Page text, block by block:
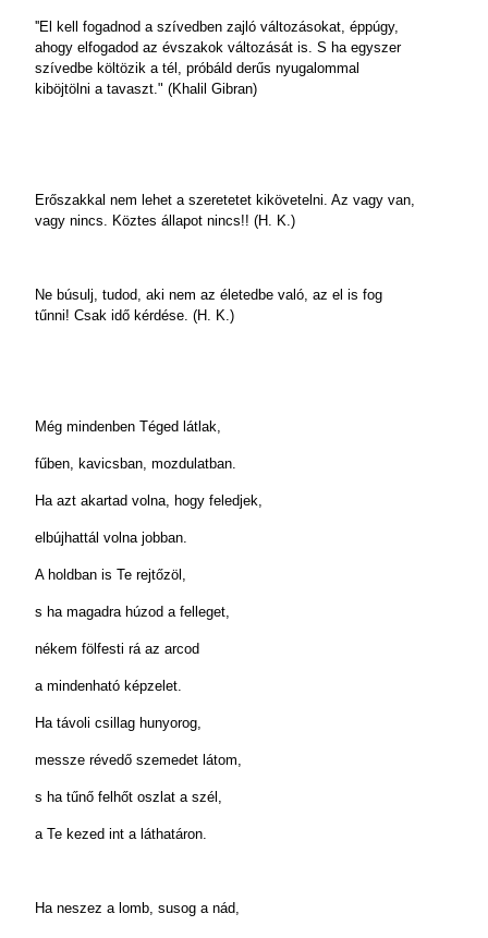
''El kell fogadnod a szívedben zajló változásokat, éppúgy,
ahogy elfogadod az évszakok változását is. S ha egyszer
szívedbe költözik a tél, próbáld derűs nyugalommal
kiböjtölni a tavaszt." (Khalil Gibran)
Erőszakkal nem lehet a szeretetet kikövetelni. Az vagy van,
vagy nincs. Köztes állapot nincs!! (H. K.)
Ne búsulj, tudod, aki nem az életedbe való, az el is fog
tűnni! Csak idő kérdése. (H. K.)
Még mindenben Téged látlak,
fűben, kavicsban, mozdulatban.
Ha azt akartad volna, hogy feledjek,
elbújhattál volna jobban.
A holdban is Te rejtőzöl,
s ha magadra húzod a felleget,
nékem fölfesti rá az arcod
a mindenható képzelet.
Ha távoli csillag hunyorog,
messze révedő szemedet látom,
s ha tűnő felhőt oszlat a szél,
a Te kezed int a láthatáron.
Ha neszez a lomb, susog a nád,